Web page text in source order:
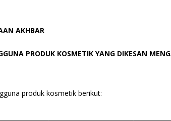
AKHBAR
PRODUK KOSMETIK YANG DIKESAN
produk kosmetik berikut: